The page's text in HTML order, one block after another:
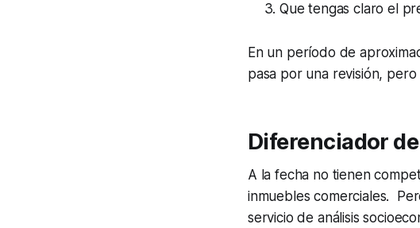
Que tengas claro el
En un período de
pasa por una revisión,
Diferenciador
A la fecha no tienen
inmuebles comerciales.
servicio de análisis